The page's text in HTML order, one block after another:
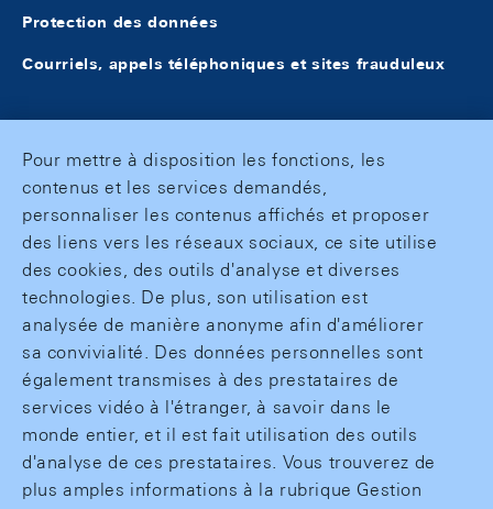
Protection des données
Courriels, appels téléphoniques et sites frauduleux
Pour mettre à disposition les fonctions, les
contenus et les services demandés,
personnaliser les contenus affichés et proposer
des liens vers les réseaux sociaux, ce site utilise
des cookies, des outils d'analyse et diverses
technologies. De plus, son utilisation est
analysée de manière anonyme afin d'améliorer
sa convivialité. Des données personnelles sont
également transmises à des prestataires de
services vidéo à l'étranger, à savoir dans le
monde entier, et il est fait utilisation des outils
d'analyse de ces prestataires. Vous trouverez de
plus amples informations à la rubrique Gestion